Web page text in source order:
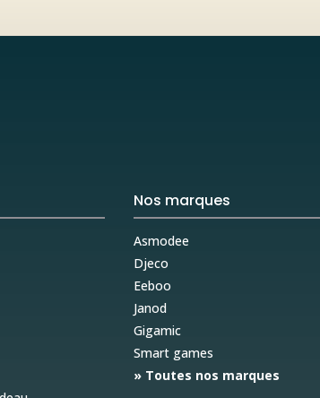
Nos marques
Asmodee
Djeco
Eeboo
Janod
Gigamic
Smart games
» Toutes nos marques